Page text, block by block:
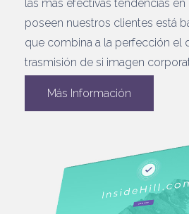
las más efectivas tendencias
poseen nuestros clientes está
que combina a la perfección el
trasmisión de si imagen
Más Información